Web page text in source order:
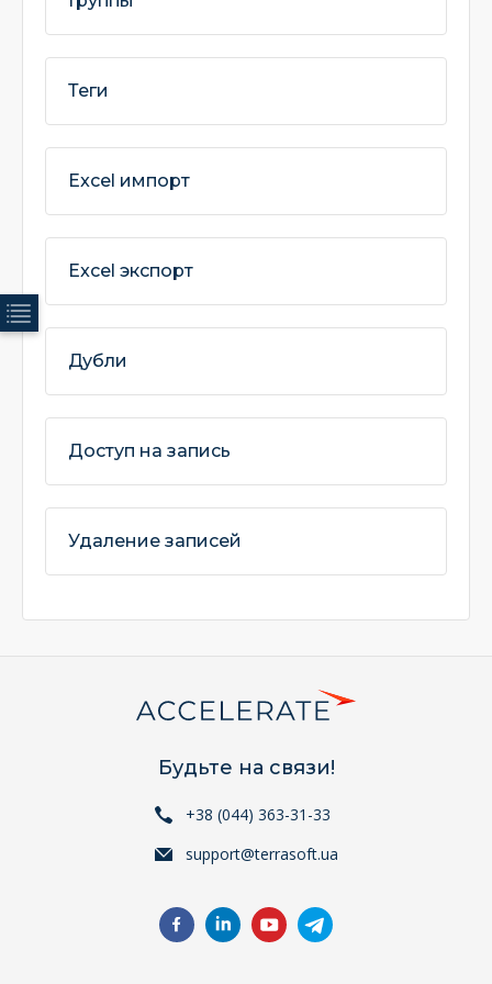
Теги
Excel импорт
Excel экспорт
Дубли
Доступ на запись
Удаление записей
Будьте на связи!
+38 (044) 363-31-33
support@terrasoft.ua